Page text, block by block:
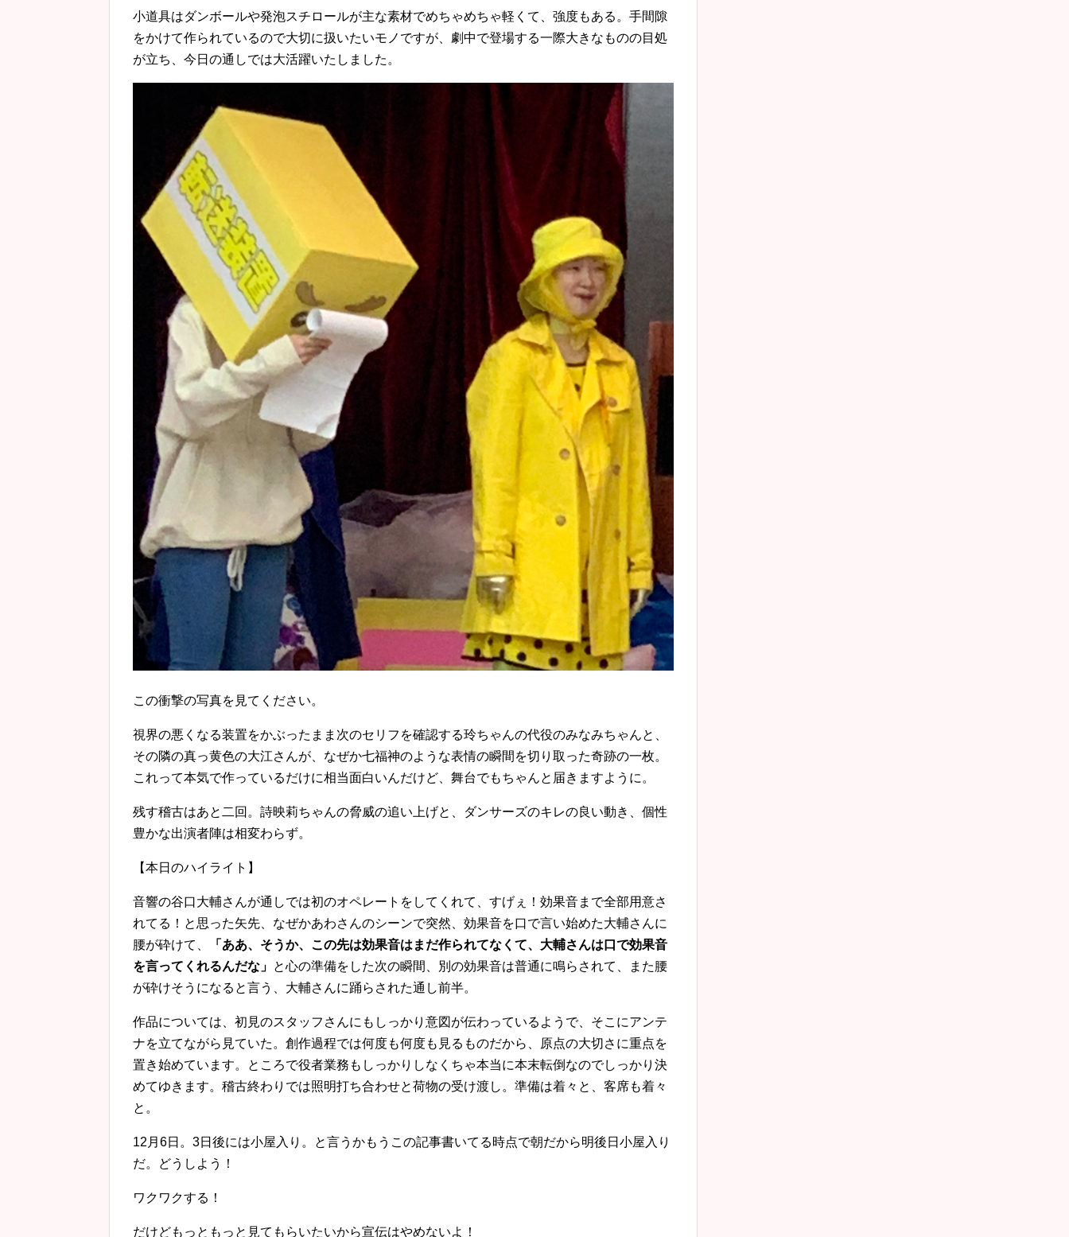
小道具はダンボールや発泡スチロールが主な素材でめちゃめちゃ軽くて、強度もある。手間隙
をかけて作られているので大切に扱いたいモノですが、劇中で登場する一際大きなものの目処
が立ち、今日の通しでは大活躍いたしました。
この衝撃の写真を見てください。
視界の悪くなる装置をかぶったまま次のセリフを確認する玲ちゃんの代役のみなみちゃんと、
その隣の真っ黄色の大江さんが、なぜか七福神のような表情の瞬間を切り取った奇跡の一枚。
これって本気で作っているだけに相当面白いんだけど、舞台でもちゃんと届きますように。
残す稽古はあと二回。詩映莉ちゃんの脅威の追い上げと、ダンサーズのキレの良い動き、個性
豊かな出演者陣は相変わらず。
【本日のハイライト】
音響の谷口大輔さんが通しでは初のオペレートをしてくれて、すげぇ！効果音まで全部用意さ
れてる！と思った矢先、なぜかあわさんのシーンで突然、効果音を口で言い始めた大輔さんに
腰が砕けて、
「ああ、そうか、この先は効果音はまだ作られてなくて、大輔さんは口で効果音
を言ってくれるんだな」 と心の準備をした次の瞬間、別の効果音は普通に鳴らされて、また腰
が砕けそうになると言う、大輔さんに踊らされた通し前半。
作品については、初見のスタッフさんにもしっかり意図が伝わっているようで、そこにアンテ
ナを立てながら見ていた。創作過程では何度も何度も見るものだから、原点の大切さに重点を
置き始めています。ところで役者業務もしっかりしなくちゃ本当に本末転倒なのでしっかり決
めてゆきます。稽古終わりでは照明打ち合わせと荷物の受け渡し。準備は着々と、客席も着々
と。
12月6日。3日後には小屋入り。と言うかもうこの記事書いてる時点で朝だから明後日小屋入り
だ。どうしよう！
ワクワクする！
だけどもっともっと見てもらいたいから宣伝はやめないよ！